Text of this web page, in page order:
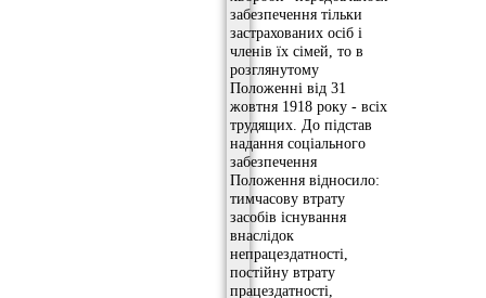
забезпечення тільки
застрахованих осіб і
членів їх сімей, то в
розглянутому
Положенні від 31
жовтня 1918 року - всіх
трудящих. До підстав
надання соціального
забезпечення
Положення відносило:
тимчасову втрату
засобів існування
внаслідок
непрацездатності,
постійну втрату
працездатності,